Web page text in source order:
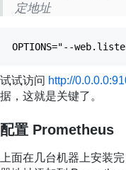
定地址
OPTIONS="--
试试访问 http://
据，这就是关键了。
配置 Prometheus
上面在几台机器上安装